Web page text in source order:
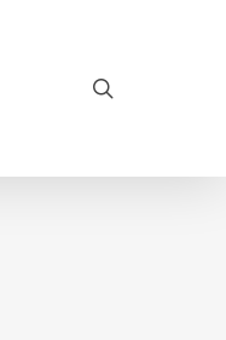
FACEBOOK